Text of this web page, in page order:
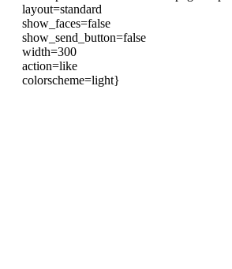
layout=standard
show_faces=false
show_send_button=false
width=300
action=like
colorscheme=light}